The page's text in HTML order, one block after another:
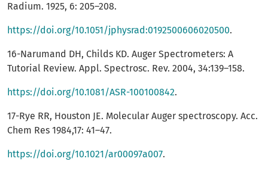
Radium. 1925, 6: 205–208.
https://doi.org/10.1051/jphysrad:0192500606020500.
16-Narumand DH, Childs KD. Auger Spectrometers: A
Tutorial Review. Appl. Spectrosc. Rev. 2004, 34:139–158.
https://doi.org/10.1081/ASR-100100842.
17-Rye RR, Houston JE. Molecular Auger spectroscopy. Acc.
Chem Res 1984,17: 41–47.
https://doi.org/10.1021/ar00097a007.